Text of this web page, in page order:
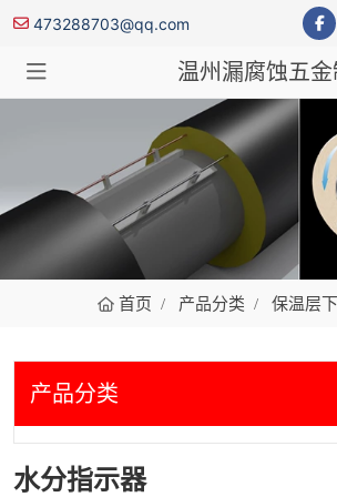
473288703@qq.com
温州漏腐蚀五
保温层下腐蚀
首页 产品分类 保温层
产品分类
水分指示器